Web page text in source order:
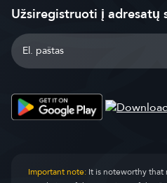
Užsiregistruoti į adresatų
Important note:It is noteworthy